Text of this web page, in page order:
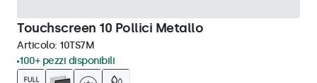
Touchscreen 10 Pollici Metallo
Articolo: 10TS7M
100+ pezzi disponibili